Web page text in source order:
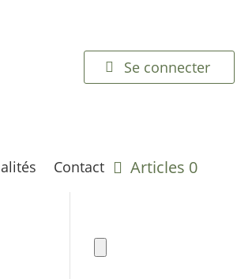
Se connecter
Contact Articles 0